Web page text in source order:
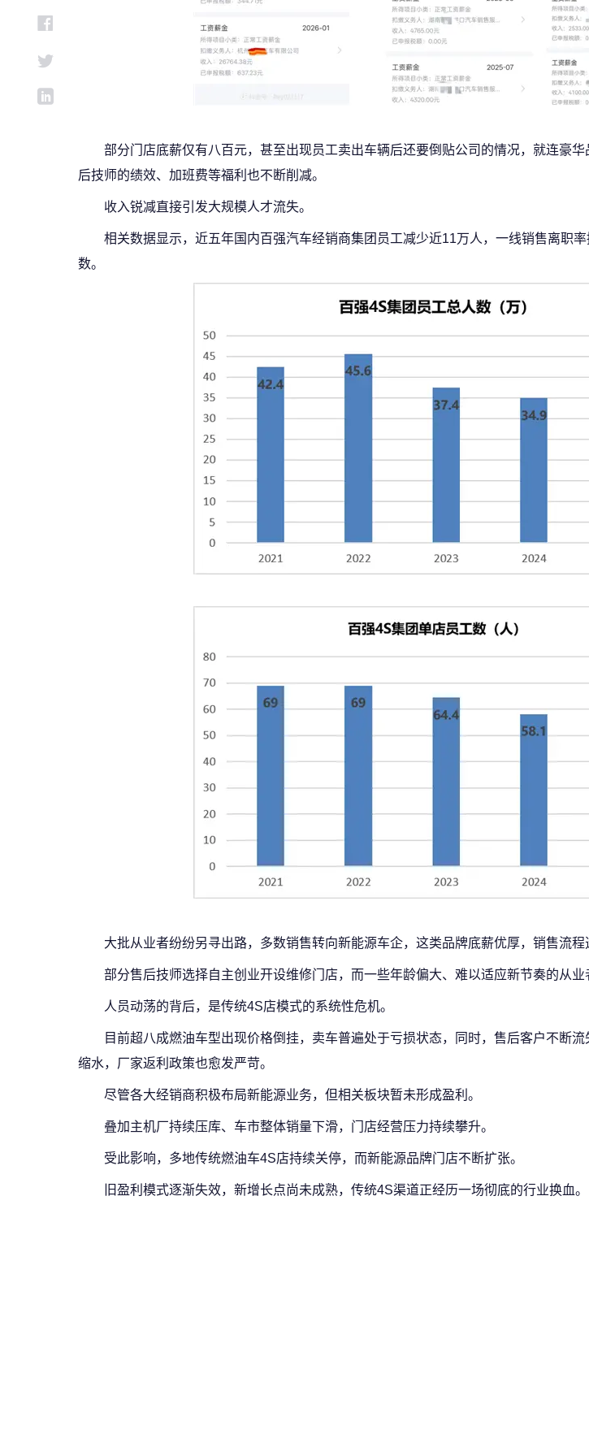
部分门店底薪仅有八百元，甚至出现员工卖出车辆后还要倒贴公司的情况，就连豪
后技师的绩效、加班费等福利也不断削减。
收入锐减直接引发大规模人才流失。
相关数据显示，近五年国内百强汽车经销商集团员工减少近11万人，一线销售离职
数。
大批从业者纷纷另寻出路，多数销售转向新能源车企，这类品牌底薪优厚，销售流程
部分售后技师选择自主创业开设维修门店，而一些年龄偏大、难以适应新节奏的从业
人员动荡的背后，是传统4S店模式的系统性危机。
目前超八成燃油车型出现价格倒挂，卖车普遍处于亏损状态，同时，售后客户不断
缩水，厂家返利政策也愈发严苛。
尽管各大经销商积极布局新能源业务，但相关板块暂未形成盈利。
叠加主机厂持续压库、车市整体销量下滑，门店经营压力持续攀升。
受此影响，多地传统燃油车4S店持续关停，而新能源品牌门店不断扩张。
旧盈利模式逐渐失效，新增长点尚未成熟，传统4S渠道正经历一场彻底的行业换血。